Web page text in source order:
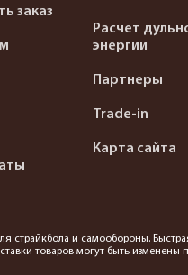
заказ
Расчет
энергии
Партнеры
Trade-in
Карта сайта
страйкбола и самообороны.
товаров могут быть